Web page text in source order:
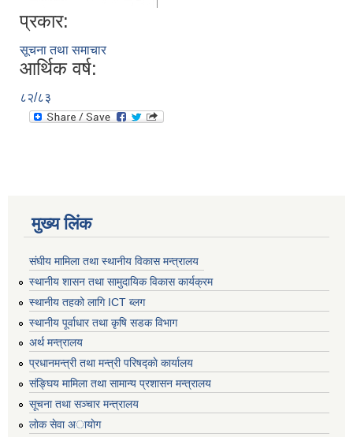
प्रकार:
सूचना तथा समाचार
आर्थिक वर्ष:
८२/८३
मुख्य लिंक
संघीय मामिला तथा स्थानीय विकास मन्त्रालय
स्थानीय शासन तथा सामुदायिक विकास कार्यक्रम
स्थानीय तहको लागि ICT ब्लग
स्थानीय पूर्वाधार तथा कृषि सडक विभाग
अर्थ मन्त्रालय
प्रधानमन्त्री तथा मन्त्री परिषद्काे कार्यालय
संङ्घिय मामिला तथा सामान्य प्रशासन मन्त्रालय
सूचना तथा सञ्चार मन्त्रालय
लाेक सेवा अायाेग